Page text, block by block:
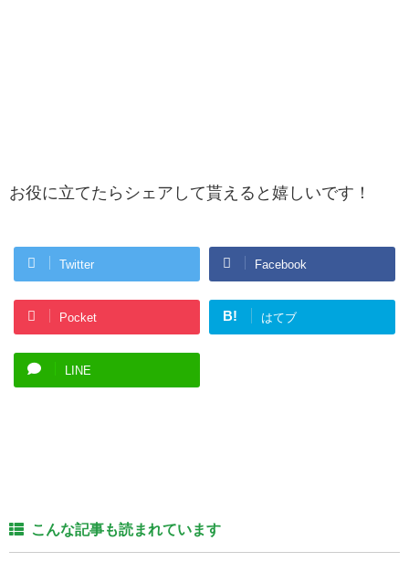
お役に立てたらシェアして貰えると嬉しいです！
Twitter Facebook
Pocket B! はてブ
LINE
こんな記事も読まれています